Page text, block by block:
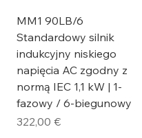
MM1 90LB/6
Standardowy silnik
indukcyjny niskiego
napięcia AC zgodny z
normą IEC 1,1 kW | 1-
fazowy / 6-biegunowy
Cena
322,00 €